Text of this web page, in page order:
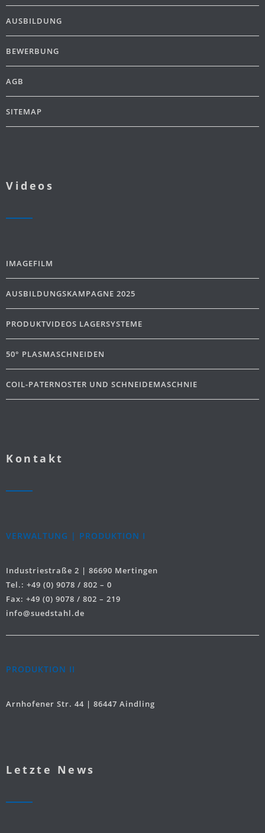
AUSBILDUNG
BEWERBUNG
AGB
SITEMAP
Videos
IMAGEFILM
AUSBILDUNGSKAMPAGNE 2025
PRODUKTVIDEOS LAGERSYSTEME
50° PLASMASCHNEIDEN
COIL-PATERNOSTER UND SCHNEIDEMASCHNIE
Kontakt
VERWALTUNG | PRODUKTION I
Industriestraße 2 | 86690 Mertingen
Tel.: +49 (0) 9078 / 802 – 0
Fax: +49 (0) 9078 / 802 – 219
info@suedstahl.de
PRODUKTION II
Arnhofener Str. 44 | 86447 Aindling
Letzte News